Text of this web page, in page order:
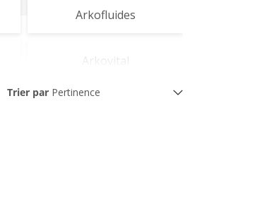
Arkofluides
Arkovital
Trier par